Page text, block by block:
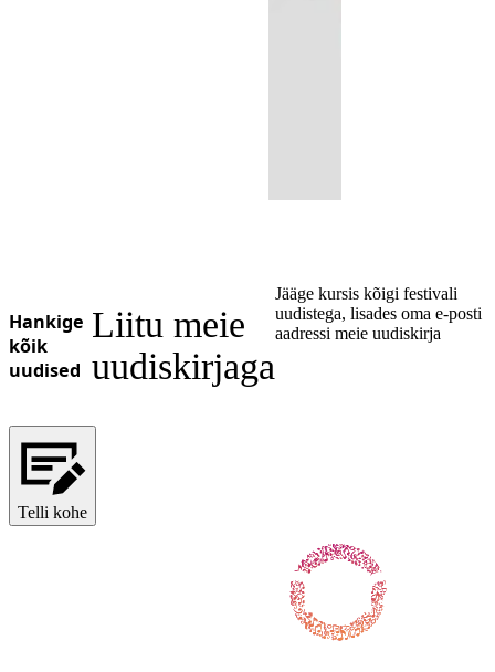
Hankige
kõik
uudised
Liitu meie
uudiskirjaga
Jääge kursis kõigi festivali
uudistega, lisades oma e-posti
aadressi meie uudiskirja
Telli kohe